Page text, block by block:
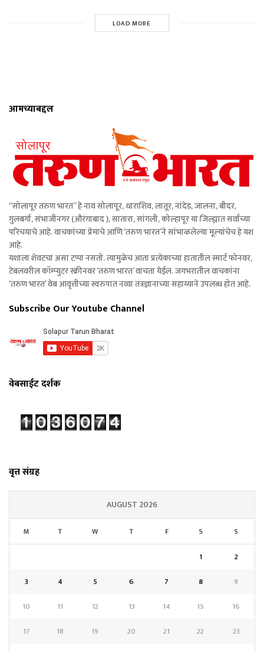
LOAD MORE
आमच्याबद्दल
“सोलापूर तरुण भारत” हे नाव सोलापूर, धाराशिव, लातूर, नांदेड, जालना, बीदर,
गुलबर्गा, संभाजीनगर (औरंगाबाद ), सातारा, सांगली, कोल्हापूर या जिल्ह्यात सर्वांच्या
परिचयाचे आहे. वाचकांच्या प्रेमाचे आणि ‘तरुण भारत’ने सांभाळलेल्या मूल्यांचेच हे यश
आहे.
यशाला शेवटचा असा टप्पा नसतो. त्यामुळेच आता प्रत्येकाच्या हातातील स्मार्ट फोनवर,
टेबलवरील कॉम्प्युटर स्क्रीनवर ‘तरुण भारत’ वाचता येईल. जगभरातील वाचकांना
‘तरुण भारत’ वेब आवृत्तीच्या स्वरुपात नव्या तंत्रज्ञानाच्या सहाय्याने उपलब्ध होत आहे.
Subscribe Our Youtube Channel
वेबसाईट दर्शक
वृत्त संग्रह
AUGUST 2026
M T W T F S S
1
2
3
4 5 6 7 8
9
10
11 12 13 14 15
16
17
18 19 20 21 22
23